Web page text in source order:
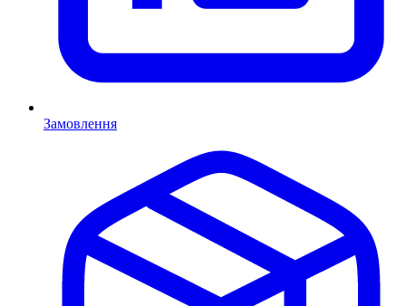
Замовлення